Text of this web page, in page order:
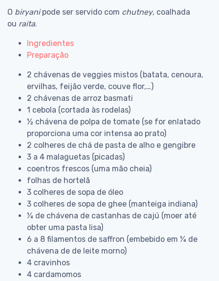
O biryanipode ser servido com chutney, coalhada
ou raita.
Ingredientes
Preparação
2 chávenas de veggies mistos (batata, cenoura,
ervilhas, feijão verde, couve flor,…)
2 chávenas de arroz basmati
1 cebola (cortada às rodelas)
½ chávena de polpa de tomate (se for enlatado
proporciona uma cor intensa ao prato)
2 colheres de chá de pasta de alho e gengibre
3 a 4 malaguetas (picadas)
coentros frescos (uma mão cheia)
folhas de hortelã
3 colheres de sopa de óleo
3 colheres de sopa de ghee (manteiga indiana)
¼ de chávena de castanhas de cajú (moer até
obter uma pasta lisa)
6 a 8 filamentos de saffron (embebido em ¼ de
chávena de de leite morno)
4 cravinhos
4 cardamomos